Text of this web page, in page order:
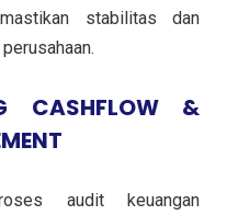
stabilitas dan
CASHFLOW &
audit keuangan